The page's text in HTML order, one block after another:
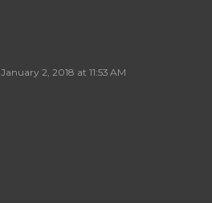
January 2, 2018 at 11:53 AM